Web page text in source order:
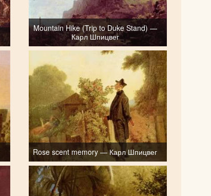
Mountain Hike (Trip to Duke Stand) —
Карл Шпицвег
Rose scent memory — Карл Шпицвег